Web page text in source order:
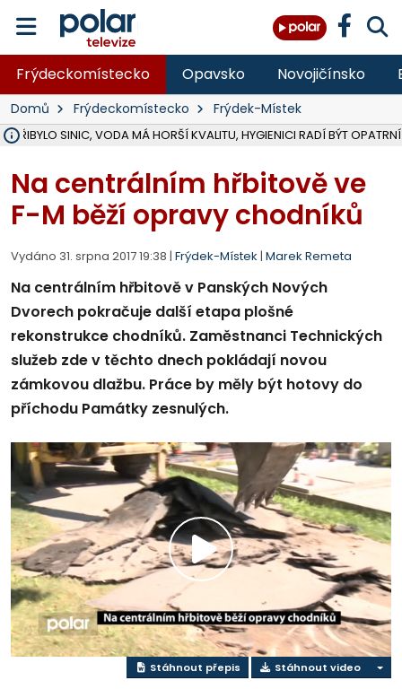
Frýdeckomístecko Opavsko Novojičínsko
Domů Frýdeckomístecko Frýdek-Místek
PŘIBYLO SINIC, VODA MÁ HORŠÍ KVALITU, HYGIENICI RADÍ BÝT OPATRNÍ
Na centrálním hřbitově ve
F-M běží opravy chodníků
Vydáno 31. srpna 2017 19:38 | Frýdek-Místek | Marek Remeta
Na centrálním hřbitově v Panských Nových
Dvorech pokračuje další etapa plošné
rekonstrukce chodníků. Zaměstnanci Technických
služeb zde v těchto dnech pokládají novou
zámkovou dlažbu. Práce by měly být hotovy do
příchodu Památky zesnulých.
Přehrát
video
Stáhnout přepis Stáhnout video